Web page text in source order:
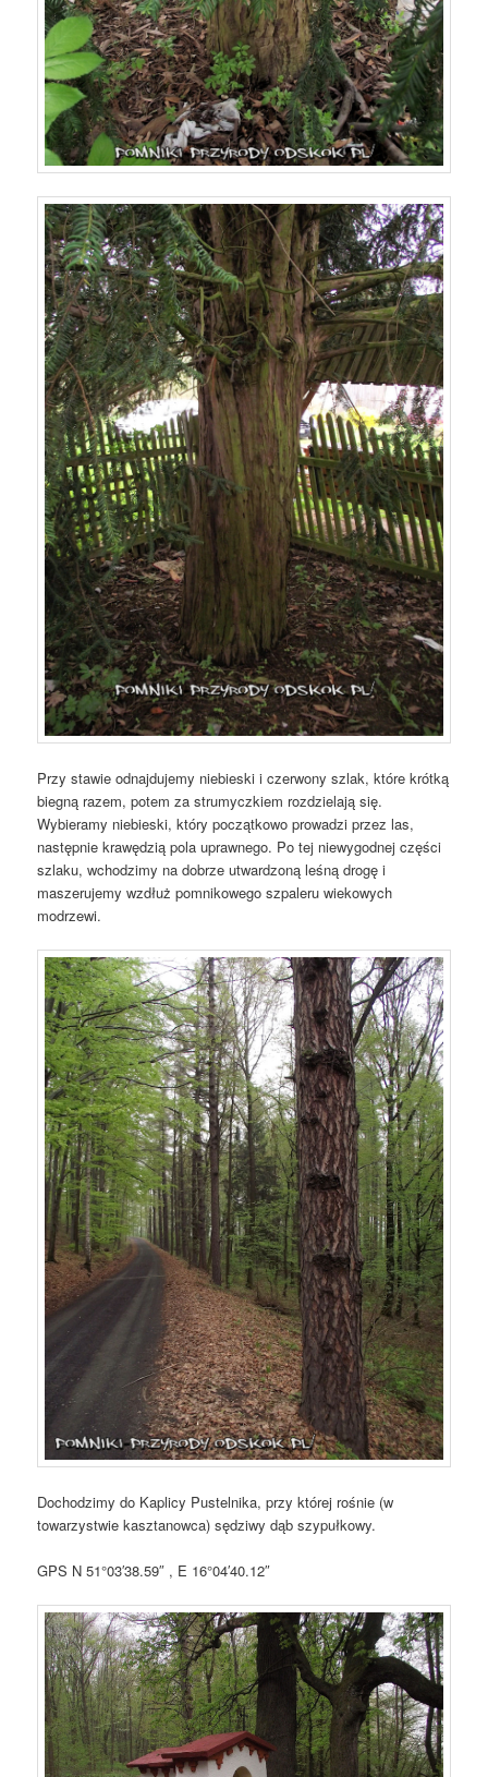
Przy stawie odnajdujemy niebieski i czerwony szlak, które krótką
biegną razem, potem za strumyczkiem rozdzielają się.
Wybieramy niebieski, który początkowo prowadzi przez las,
następnie krawędzią pola uprawnego. Po tej niewygodnej części
szlaku, wchodzimy na dobrze utwardzoną leśną drogę i
maszerujemy wzdłuż pomnikowego szpaleru wiekowych
modrzewi.
Dochodzimy do Kaplicy Pustelnika, przy której rośnie (w
towarzystwie kasztanowca) sędziwy dąb szypułkowy.
GPS N 51°03′38.59″ , E 16°04′40.12″